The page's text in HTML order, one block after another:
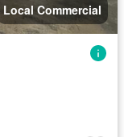
Local Commercial